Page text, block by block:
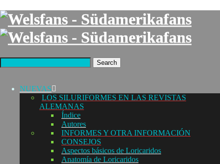
Search
NUEVAS
LOS SILURIFORMES EN LAS REVISTAS
ALEMANAS
Índice
Autores
INFORMES Y OTRA INFORMACIÓN
CONSEJOS
Aspectos básicos de Loricaridos
Anatomía de Loricaridos